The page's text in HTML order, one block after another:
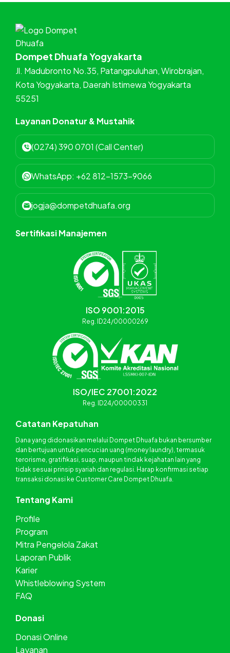
Dompet Dhuafa Yogyakarta
Jl. Madubronto No.35, Patangpuluhan, Wirobrajan,
Kota Yogyakarta, Daerah Istimewa Yogyakarta
55251
Layanan Donatur & Mustahik
(0274) 390 0701 (Call Center)
WhatsApp: +62 812-1573-9066
jogja@dompetdhuafa.org
Sertifikasi Manajemen
ISO 9001:2015
Reg. ID24/00000269
ISO/IEC 27001:2022
Reg. ID24/00000331
Catatan Kepatuhan
Dana yang didonasikan melalui Dompet Dhuafa bukan bersumber
dan bertujuan untuk pencucian uang (money laundry), termasuk
terorisme, gratifikasi, suap, maupun tindak kejahatan lain yang
tidak sesuai prinsip syariah dan regulasi. Harap konfirmasi setiap
transaksi donasi ke Customer Care Dompet Dhuafa.
Tentang Kami
Profile
Program
Mitra Pengelola Zakat
Laporan Publik
Karier
Whistleblowing System
FAQ
Donasi
Donasi Online
Layanan